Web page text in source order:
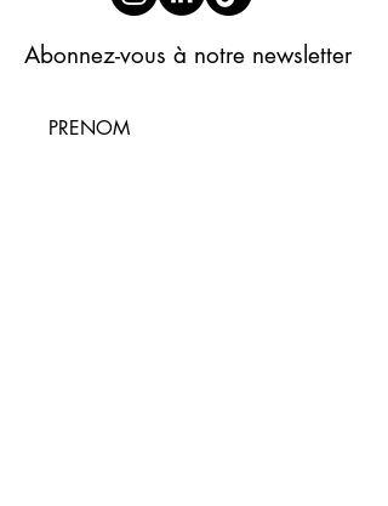
Abonnez-vous à notre newsletter